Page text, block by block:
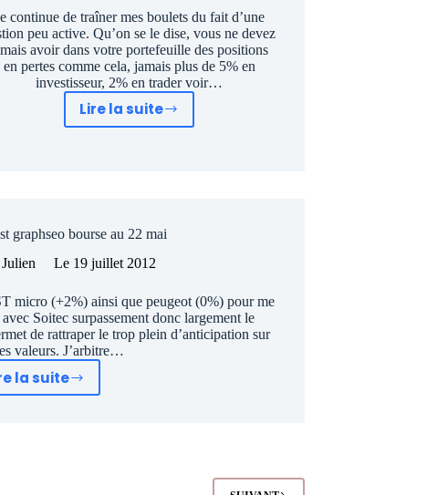
continue de traîner mes boulets du fait d’une
peu active. Qu’on se le dise, vous ne devez
avoir dans votre portefeuille des positions
en pertes comme cela, jamais plus de 5% en
investisseur, 2% en trader voir…
Lire la suite
Watch
juin
graphseo bourse au 22 mai
Julien Le 19 juillet 2012
micro (+2%) ainsi que peugeot (0%) pour me
Soitec surpassement donc largement le
de rattraper le trop plein d’anticipation sur
valeurs. J’arbitre…
la suite
Gestion